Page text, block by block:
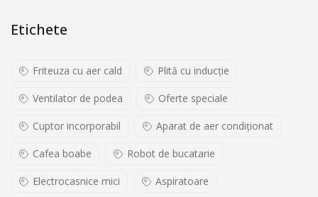
Etichete
Friteuza cu aer cald Plită cu inducţie
Ventilator de podea Oferte speciale
Cuptor incorporabil Aparat de aer condiționat
Cafea boabe Robot de bucatarie
Electrocasnice mici Aspiratoare